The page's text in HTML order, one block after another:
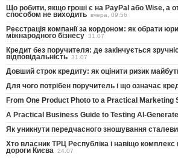
Що робити, якщо гроші є на PayPal або Wise, а
способом не виходить вчера, 09:56
Реєстрація компанії за кордоном: як обрати
міжнародного бізнесу 31.07
Кредит без поручителя: де закінчується
відповідальність 31.07
Довший строк кредиту: як оцінити ризик
Для чого потрібен поручитель і що означає
From One Product Photo to a Practical Marketing
A Practical Business Guide to Testing AI-
Як уникнути передчасного зношування
Хто власник ТРЦ Республіка і навіщо
дороги Києва 24.07